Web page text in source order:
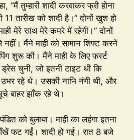
तुम्हारी शादी करवाकर फ्री होना
तारीख को शादी है।” दोनों खुश हो
मेरे साथ मेरे कमरे में रहेगी।” दोनों
मैंने माही को सामान शिफ्ट करने
शुरू की। मैंने माही के लिए फर्स्ट
चुनी, जो इतनी टाइट थी कि
रहे थे। उसकी नाभि नंगी थी, और
बाहर झाँक रहे थे।
को बुलाया। माही का लहंगा इतना
फट गईं। शादी हो गई। रात 8 बजे